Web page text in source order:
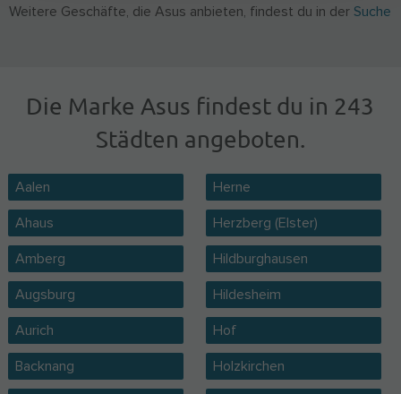
Weitere Geschäfte, die Asus anbieten, findest du in der Suche
Die Marke Asus findest du in 243
Städten angeboten.
Aalen
Ahaus
Amberg
Augsburg
Aurich
Backnang
Herne
Herzberg (Elster)
Hildburghausen
Hildesheim
Hof
Holzkirchen